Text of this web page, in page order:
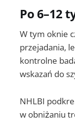
Po 6–12
W tym oknie
przejadania,
kontrolne
wskazań do
NHLBI
w obniżaniu